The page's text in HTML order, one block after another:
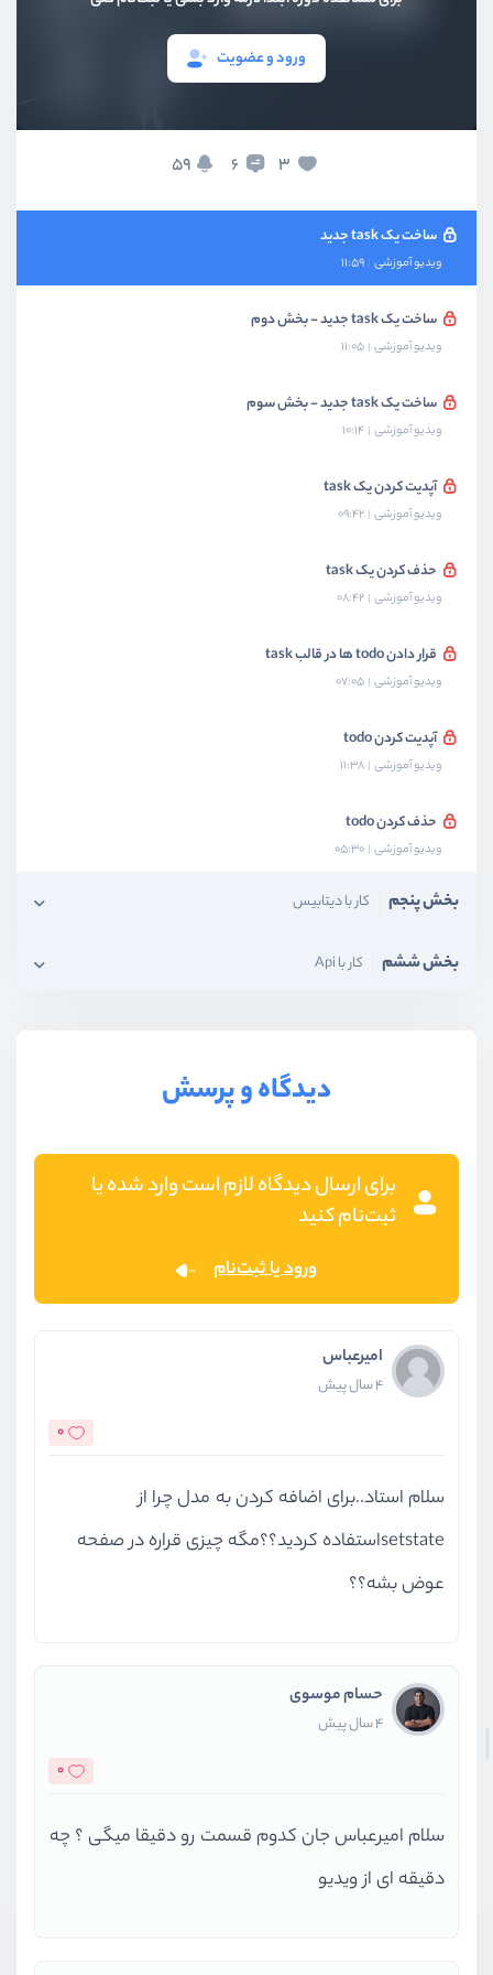
ورود و عضویت
3
6
59
ویدیو آموزشی
ارتباط بین ویجت پدر و فرزند
ساخت یک task جدید
ویدیو آموزشی 11:59
ساخت یک task جدید - بخش دوم
ویدیو آموزشی 11:05
ساخت یک task جدید - بخش سوم
ویدیو آموزشی 10:14
آپدیت کردن یک task
ویدیو آموزشی 09:42
حذف کردن یک task
ویدیو آموزشی 08:42
قرار دادن todo ها در قالب task
ویدیو آموزشی 07:05
آپدیت کردن todo
ویدیو آموزشی 11:38
حذف کردن todo
ویدیو آموزشی 05:30
بخش پنجم کار با دیتابیس
بخش ششم کار با Api
دیدگاه و پرسش
برای ارسال دیدگاه لازم است وارد شده یا
ثبت‌نام کنید
ورود یا ثبت‌نام
امیرعباس
4 سال پیش
0
سلام استاد..برای اضافه کردن به مدل چرا از
setstateاستفاده کردید؟؟مگه چیزی قراره در صفحه
عوض بشه؟؟
حسام موسوی
4 سال پیش
0
سلام امیرعباس جان کدوم قسمت رو دقیقا میگی ؟ چه
دقیقه ای از ویدیو